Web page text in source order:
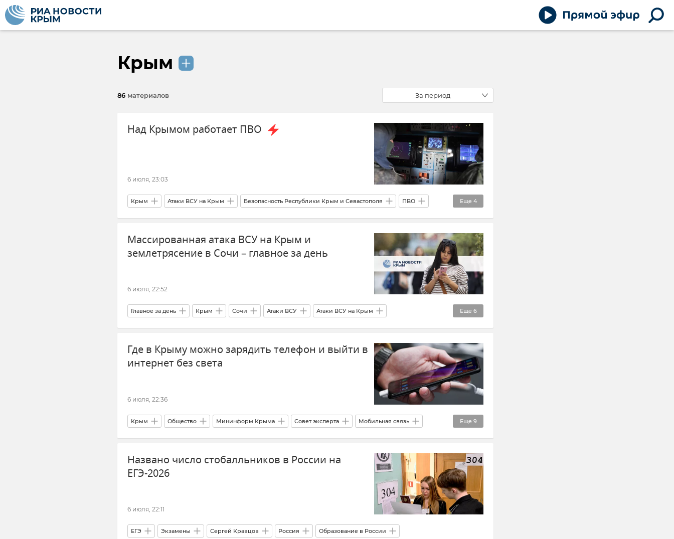
Крым
86 материалов За период
Над Крымом работает ПВО
6 июля, 23:03
Еще 4
Крым Атаки ВСУ на Крым Безопасность Республики Крым и Севастополя ПВО
Беспилотник (БПЛА, дрон) Новости Крыма Срочные новости Крыма
ГУ МЧС РФ по Республике Крым
Массированная атака ВСУ на Крым и
землетрясение в Сочи – главное за день
6 июля, 22:52
Еще 6
Главное за день Крым Сочи Атаки ВСУ Атаки ВСУ на Крым
Великобритания Новости Землетрясение Севастополь
Служба внешней разведки (СВР)
МЧС РФ (Министерство чрезвычайных ситуаций Российской Федерации)
Где в Крыму можно зарядить телефон и выйти в
интернет без света
6 июля, 22:36
Еще 9
Крым Общество Мининформ Крыма Совет эксперта Мобильная связь
Связь Связь в Крыму Энергосистема Крыма Электроэнергия Электросети
Отключение электроэнергии Электричество Электросети Крыма Новости Крыма
Названо число стобалльников в России на
ЕГЭ-2026
6 июля, 22:11
ЕГЭ Экзамены Сергей Кравцов Россия Образование в России